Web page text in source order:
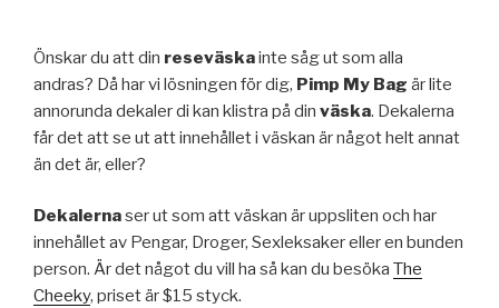
Önskar du att din reseväskainte såg ut som alla
andras? Då har vi lösningen för dig, Pimp My Bag är lite
annorunda dekaler di kan klistra på din väska. Dekalerna
får det att se ut att innehållet i väskan är något helt annat
än det är, eller?
Dekalernaser ut som att väskan är uppsliten och har
innehållet av Pengar, Droger, Sexleksaker eller en bunden
person. Är det något du vill ha så kan du besöka The
Cheeky, priset är $15 styck.